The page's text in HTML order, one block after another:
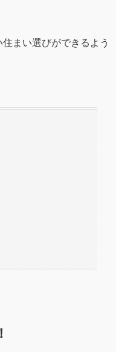
まい選びができるよう